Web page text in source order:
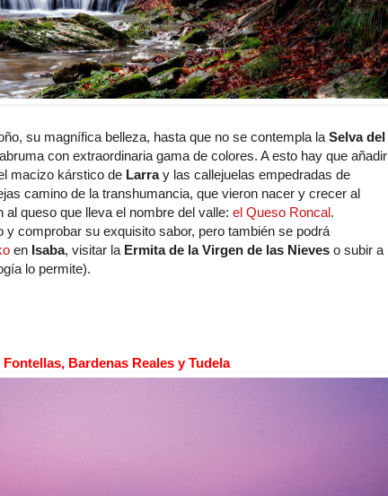
su magnífica belleza, hasta que no se contempla la Selva del
con extraordinaria gama de colores. A esto hay que añadir
macizo kárstico de Larray las callejuelas empedradas de
camino de la transhumancia, que vieron nacer y crecer al
al queso que lleva el nombre del valle: el Queso Roncal.
y comprobar su exquisito sabor, pero también se podrá
en Isaba, visitar la Ermita de la Virgen de las Nieves o subir a
lo permite).
Bardenas Reales y Tudela